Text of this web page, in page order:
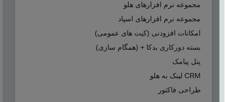
مجموعه نرم افزارهای هلو
مجموعه نرم افزارهای اسپاد
امکانات افزودنی (کیت های عمومی)
بسته دورکاری بدکا + (همگام سازی)
پنل پیامک
CRM لینک به هلو
طراحی فاکتور